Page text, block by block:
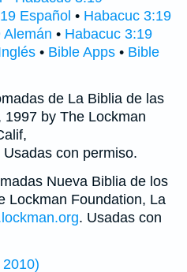
Español • Habacuc 3:19
Alemán • Habacuc 3:19
• Bible Apps • Bible
de La Biblia de las
by The Lockman
Usadas con permiso.
Nueva Biblia de los
Lockman Foundation, La
. Usadas con